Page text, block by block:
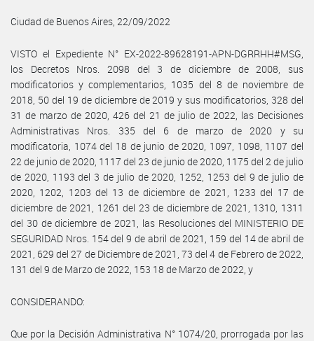
Ciudad de Buenos Aires, 22/09/2022
VISTO el Expediente N° EX-2022-89628191-APN-DGRRHH#MSG,
los Decretos Nros. 2098 del 3 de diciembre de 2008, sus
modificatorios y complementarios, 1035 del 8 de noviembre de
2018, 50 del 19 de diciembre de 2019 y sus modificatorios, 328 del
31 de marzo de 2020, 426 del 21 de julio de 2022, las Decisiones
Administrativas Nros. 335 del 6 de marzo de 2020 y su
modificatoria, 1074 del 18 de junio de 2020, 1097, 1098, 1107 del
22 de junio de 2020, 1117 del 23 de junio de 2020, 1175 del 2 de julio
de 2020, 1193 del 3 de julio de 2020, 1252, 1253 del 9 de julio de
2020, 1202, 1203 del 13 de diciembre de 2021, 1233 del 17 de
diciembre de 2021, 1261 del 23 de diciembre de 2021, 1310, 1311
del 30 de diciembre de 2021, las Resoluciones del MINISTERIO DE
SEGURIDAD Nros. 154 del 9 de abril de 2021, 159 del 14 de abril de
2021, 629 del 27 de Diciembre de 2021, 73 del 4 de Febrero de 2022,
131 del 9 de Marzo de 2022, 153 18 de Marzo de 2022, y
CONSIDERANDO:
Que por la Decisión Administrativa N° 1074/20, prorrogada por las